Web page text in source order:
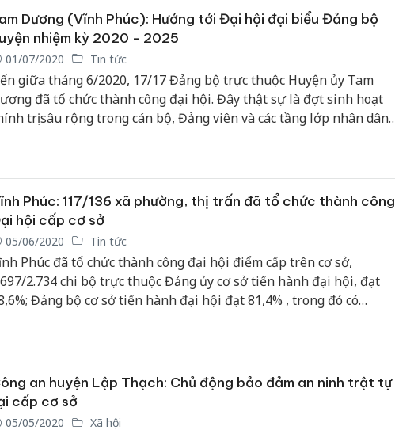
Dương (Vĩnh Phúc): Hướng tới Đại hội đại biểu Đảng bộ
nhiệm kỳ 2020 - 2025
01/07/2020 Tin tức
giữa tháng 6/2020, 17/17 Đảng bộ trực thuộc Huyện ủy Tam
đã tổ chức thành công đại hội. Đây thật sự là đợt sinh hoạt
trị sâu rộng trong cán bộ, Đảng viên và các tầng lớp nhân dân
Phúc: 117/136 xã phường, thị trấn đã tổ chức thành công
hội cấp cơ sở
05/06/2020 Tin tức
Phúc đã tổ chức thành công đại hội điểm cấp trên cơ sở,
2.734 chi bộ trực thuộc Đảng ủy cơ sở tiến hành đại hội, đạt
Đảng bộ cơ sở tiến hành đại hội đạt 81,4% , trong đó có
an huyện Lập Thạch: Chủ động bảo đảm an ninh trật tự
cấp cơ sở
05/05/2020 Xã hội